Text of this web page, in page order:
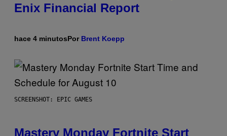
Enix Financial Report
hace 4 minutosPor Brent Koepp
SCREENSHOT: EPIC GAMES
Mastery Monday Fortnite Start